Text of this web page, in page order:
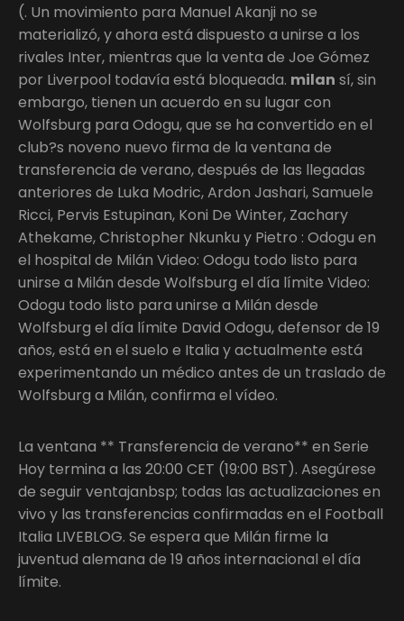
(. Un movimiento para Manuel Akanji no se
materializó, y ahora está dispuesto a unirse a los
rivales Inter, mientras que la venta de Joe Gómez
por Liverpool todavía está bloqueada. milan sí, sin
embargo, tienen un acuerdo en su lugar con
Wolfsburg para Odogu, que se ha convertido en el
club?s noveno nuevo firma de la ventana de
transferencia de verano, después de las llegadas
anteriores de Luka Modric, Ardon Jashari, Samuele
Ricci, Pervis Estupinan, Koni De Winter, Zachary
Athekame, Christopher Nkunku y Pietro : Odogu en
el hospital de Milán Video: Odogu todo listo para
unirse a Milán desde Wolfsburg el día límite Video:
Odogu todo listo para unirse a Milán desde
Wolfsburg el día límite David Odogu, defensor de 19
años, está en el suelo e Italia y actualmente está
experimentando un médico antes de un traslado de
Wolfsburg a Milán, confirma el vídeo.
La ventana ** Transferencia de verano** en Serie
Hoy termina a las 20:00 CET (19:00 BST). Asegúrese
de seguir ventajanbsp; todas las actualizaciones en
vivo y las transferencias confirmadas en el Football
Italia LIVEBLOG. Se espera que Milán firme la
juventud alemana de 19 años internacional el día
límite.